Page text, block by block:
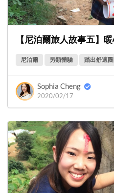
【尼泊爾旅人故事五】
尼泊爾 另類體驗 踏出舒適圈
Sophia Cheng
2020/02/17